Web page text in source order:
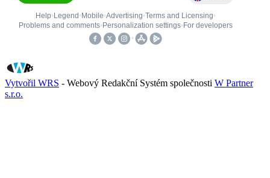
Vytvořil WRS - Webový Redakční Systém společnosti W Partner
s.r.o.